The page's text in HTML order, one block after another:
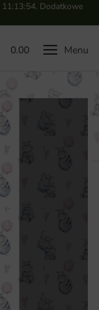
11:13:54. Dodatkowe
0.00